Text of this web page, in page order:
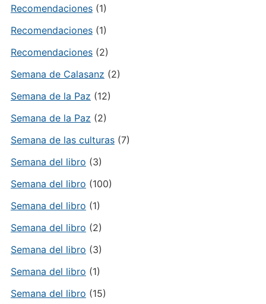
Recomendaciones(1)
Recomendaciones(1)
Recomendaciones(2)
Semana de Calasanz (2)
Semana de la Paz (12)
Semana de la Paz (2)
Semana de las culturas(7)
Semana del libro (3)
Semana del libro (100)
Semana del libro (1)
Semana del libro (2)
Semana del libro (3)
Semana del libro (1)
Semana del libro (15)